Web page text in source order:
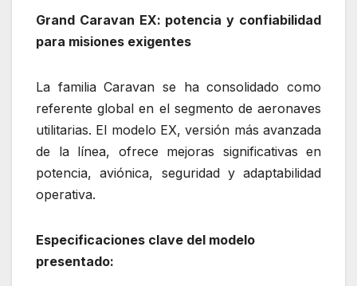
Grand Caravan EX: potencia y confiabilidad
para misiones exigentes
La familia Caravan se ha consolidado como
referente global en el segmento de aeronaves
utilitarias. El modelo EX, versión más avanzada
de la línea, ofrece mejoras significativas en
potencia, aviónica, seguridad y adaptabilidad
operativa.
Especificaciones clave del modelo
presentado: